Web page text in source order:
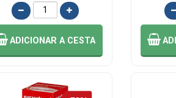
ADICIONARA CESTA